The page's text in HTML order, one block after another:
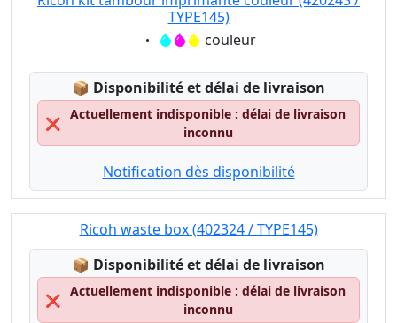
TYPE145)
Eigenschaft:couleur
📦 Lagerstatus:
Disponibilité et délai de livraison
❌
Actuellement indisponible : délai de livraison
inconnu
Notification dès disponibilité
Ricoh waste box (402324 / TYPE145)
📦 Lagerstatus:
Disponibilité et délai de livraison
❌
Actuellement indisponible : délai de livraison
inconnu